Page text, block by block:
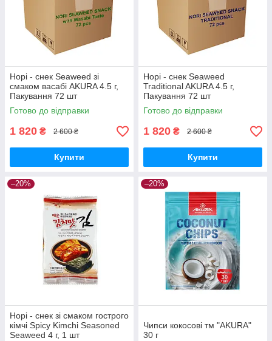
Норі - снек Seaweed зі
смаком васабі AKURA 4.5 г,
Пакування 72 шт
Готово до відправки
1 820 ₴ 2 600 ₴
Купити
Норі - снек Seaweed
Traditional AKURA 4.5 г,
Пакування 72 шт
Готово до відправки
1 820 ₴ 2 600 ₴
Купити
–20%
Норі - снек зі смаком гострого
кімчі Spicy Kimchi Seasoned
Seaweed 4 г, 1 шт
–20%
Чипси кокосові тм "AKURA"
30 г